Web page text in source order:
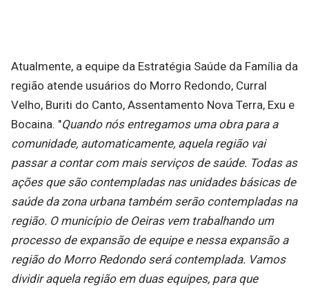
Atualmente, a equipe da Estratégia Saúde da Família da
região atende usuários do Morro Redondo, Curral
Velho, Buriti do Canto, Assentamento Nova Terra, Exu e
Bocaina. "Quando nós entregamos uma obra para a
comunidade, automaticamente, aquela região vai
passar a contar com mais serviços de saúde. Todas as
ações que são contempladas nas unidades básicas de
saúde da zona urbana também serão contempladas na
região. O município de Oeiras vem trabalhando um
processo de expansão de equipe e nessa expansão a
região do Morro Redondo será contemplada. Vamos
dividir aquela região em duas equipes, para que